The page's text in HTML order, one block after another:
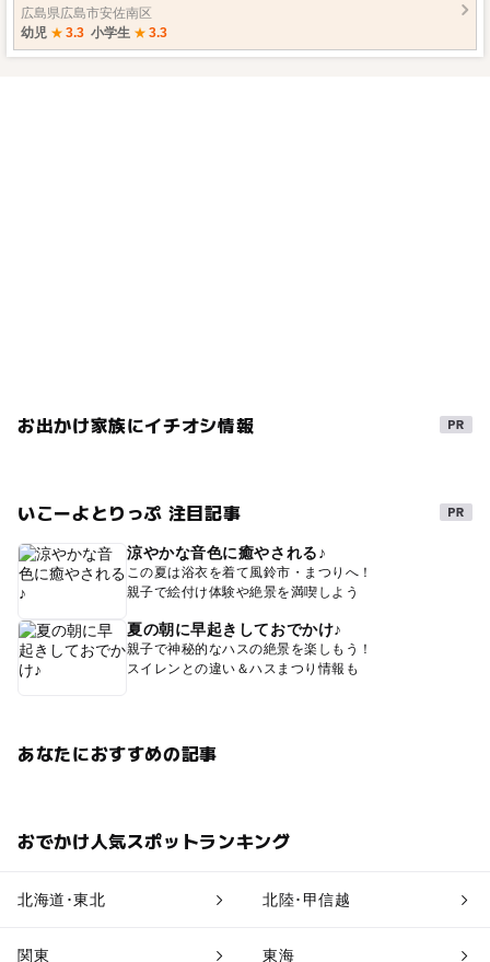
3cm 塩・胡椒 少々 とろけるチー
ズ 10g バター 大1 ◆味噌 大
3強 ◆酒 大2 ◆砂糖 大1 ◆み
広島県広島市安佐南区
幼児 ★ 3.3 小学生 ★ 3.3
お出かけ家族にイチオシ情報
いこーよとりっぷ 注目記事
涼やかな音色に癒やされる♪
この夏は浴衣を着て風鈴市・まつりへ！
親子で絵付け体験や絶景を満喫しよう
夏の朝に早起きしておでかけ♪
親子で神秘的なハスの絶景を楽しもう！
スイレンとの違い＆ハスまつり情報も
あなたにおすすめの記事
おでかけ人気スポットランキング
北海道･東北 北陸･甲信越
関東 東海